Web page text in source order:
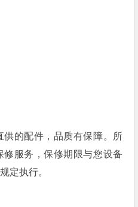
供的配件，品质有保障。所
服务，保修期限与您设备
定执行。